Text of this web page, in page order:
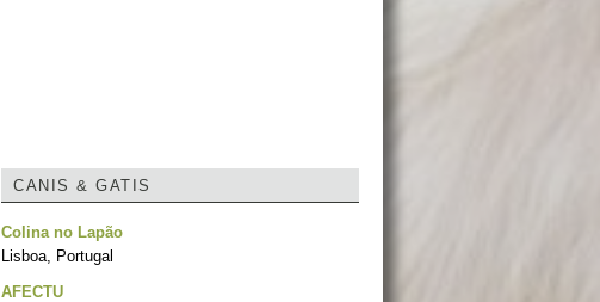
CANIS & GATIS
Colina no Lapão
Lisboa, Portugal
AFECTU